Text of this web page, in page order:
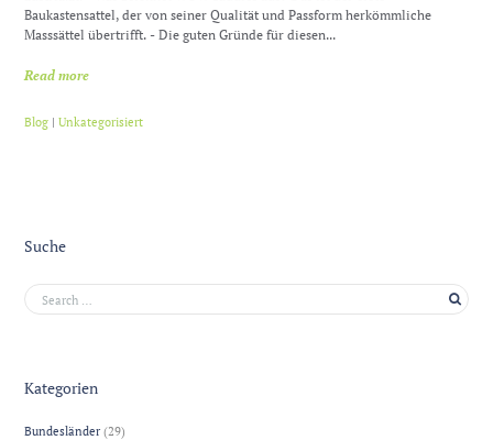
Baukastensattel, der von seiner Qualität und Passform herkömmliche
Masssättel übertrifft. - Die guten Gründe für diesen...
Read more
Blog |Unkategorisiert
Suche
Kategorien
Bundesländer (29)